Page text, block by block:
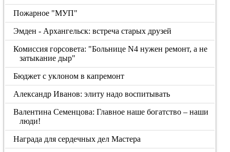
Пожарное "МУП"
Эмден - Архангельск: встреча старых друзей
Комиссия горсовета: "Больнице N4 нужен ремонт, а не
затыкание дыр"
Бюджет с уклоном в капремонт
Александр Иванов: элиту надо воспитывать
Валентина Семенцова: Главное наше богатство – наши
люди!
Награда для сердечных дел Мастера